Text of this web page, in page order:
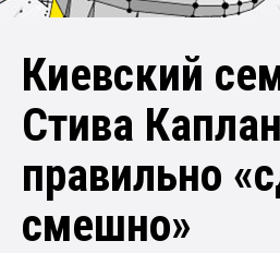
Киевский
Стива
правильно
смешно»